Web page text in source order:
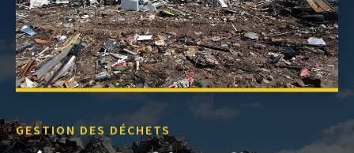
GESTION DES DÉCHETS